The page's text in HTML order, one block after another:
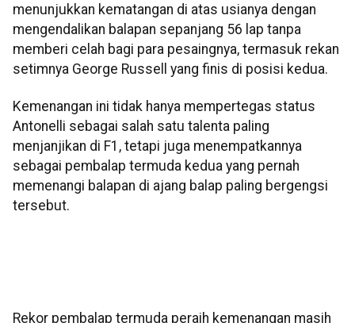
menunjukkan kematangan di atas usianya dengan
mengendalikan balapan sepanjang 56 lap tanpa
memberi celah bagi para pesaingnya, termasuk rekan
setimnya George Russell yang finis di posisi kedua.
Kemenangan ini tidak hanya mempertegas status
Antonelli sebagai salah satu talenta paling
menjanjikan di F1, tetapi juga menempatkannya
sebagai pembalap termuda kedua yang pernah
memenangi balapan di ajang balap paling bergengsi
tersebut.
Rekor pembalap termuda peraih kemenangan masih